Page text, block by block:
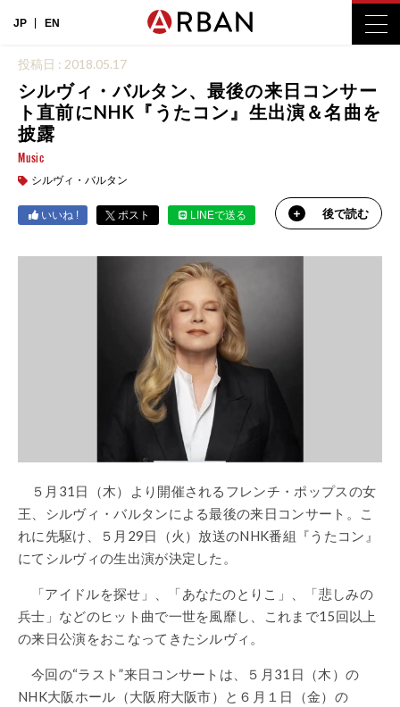
JP EN
投稿日 : 2018.05.17
シルヴィ・バルタン、最後の来日コンサー
ト直前にNHK『うたコン』生出演＆名曲を
披露
Music
シルヴィ・バルタン
いいね ! ポスト LINEで送る 後で読む
５月31日（木）より開催されるフレンチ・ポップスの女
王、シルヴィ・バルタンによる最後の来日コンサート。こ
れに先駆け、５月29日（火）放送のNHK番組『うたコン』
にてシルヴィの生出演が決定した。
「アイドルを探せ」、「あなたのとりこ」、「悲しみの
兵士」などのヒット曲で一世を風靡し、これまで15回以上
の来日公演をおこなってきたシルヴィ。
今回の“ラスト”来日コンサートは、５月31日（木）の
NHK大阪ホール （大阪府大阪市）
と６月１日（金）の